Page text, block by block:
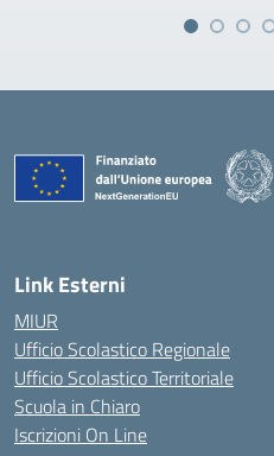
Link Esterni
MIUR
Ufficio Scolastico Regionale
Ufficio Scolastico Territoriale
Scuola in Chiaro
Iscrizioni On Line